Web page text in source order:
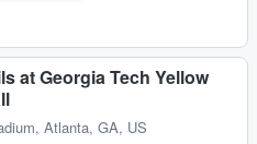
at Georgia Tech Yellow
, Atlanta, GA, US